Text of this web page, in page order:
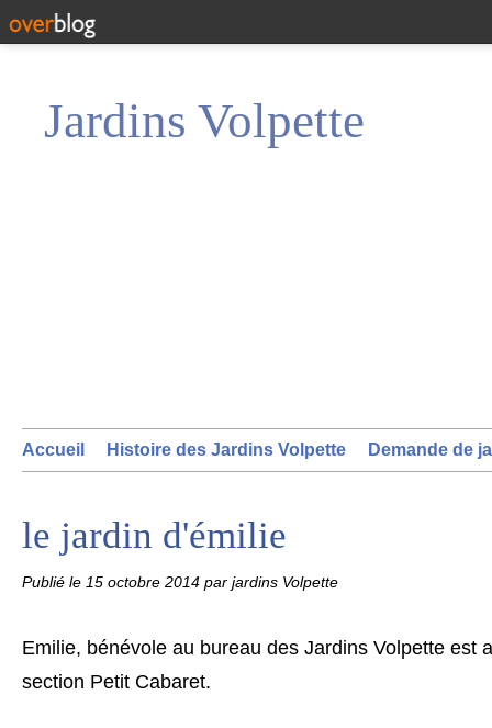
Jardins Volpette
Accueil Histoire des Jardins Volpette Demande de
le jardin d'émilie
Publié le 15 octobre 2014 par jardins Volpette
Emilie, bénévole au bureau des Jardins Volpette est
section Petit Cabaret.